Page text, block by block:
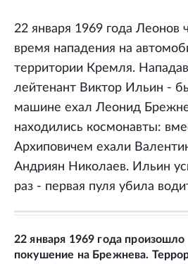
22 января 1969 года
время нападения на
территории Кремля.
лейтенант Виктор Ильин -
машине ехал Леонид
находились космонавты:
Архиповичем ехали
Андриян Николаев. Ильин
раз - первая пуля убила
22 января 1969 года произошло
покушение на Брежнева.